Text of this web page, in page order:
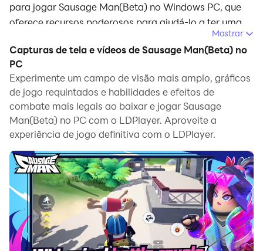
para jogar Sausage Man(Beta) no Windows PC, que
oferece recursos poderosos para ajudá-lo a ter uma
experiência de jogo imersiva em Sausage Man(Beta).
Quando você joga Sausage Man(Beta) no seu PC,
você pode ajustar as configurações de taxa de
quadros, desfrutar de uma experiência de jogo suave e
gráficos incríveis.
O LDPlayer também oferece mapeamentos de
todo o jogo. A função de mapeamento de teclado é
constantemente otimizada para melhorar a
sensibilidade das teclas e a precisão da liberação de
habilidades. Para melhorar a sua experiência de jogo,
o LDPlayer também configura botões especiais para
você, como botão de tiro, botão de esconder o mouse,
Mostrar
Capturas de tela e vídeos de Sausage Man(Beta) no
PC
Experimente um campo de visão mais amplo, gráficos
de jogo requintados e habilidades e efeitos de
combate mais legais ao baixar e jogar Sausage
Man(Beta) no PC com o LDPlayer. Aproveite a
experiência de jogo definitiva com o LDPlayer.